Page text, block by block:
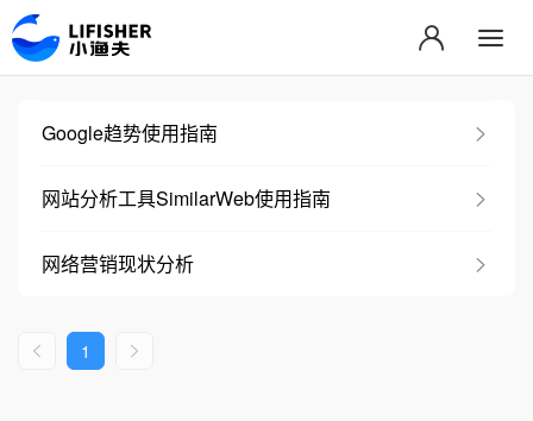
Google趋势使用指南
网站分析工具SimilarWeb使用指南
网络营销现状分析
1